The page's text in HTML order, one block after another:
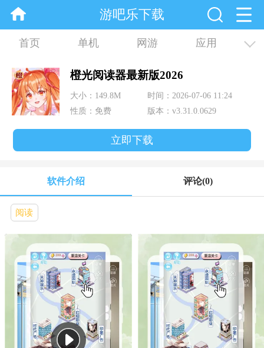
游吧乐下载
首页 单机 网游 应用
资讯 合集
橙光阅读器最新版2026
大小：149.8M
时间：2026-07-06 11:24
性质：免费
版本：v3.31.0.0629
立即下载
软件介绍 评论(0)
阅读